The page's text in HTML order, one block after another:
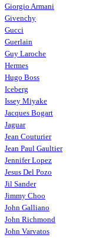
Giorgio Armani
Givenchy
Gucci
Guerlain
Guy Laroche
Hermes
Hugo Boss
Iceberg
Issey Miyake
Jacques Bogart
Jaguar
Jean Couturier
Jean Paul Gaultier
Jennifer Lopez
Jesus Del Pozo
Jil Sander
Jimmy Choo
John Galliano
John Richmond
John Varvatos